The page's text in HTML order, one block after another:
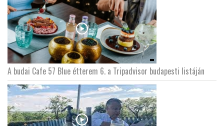
GLOBOBOOK
A budai Cafe 57 Blue étterem 6. a Tripadvisor budapesti listáján